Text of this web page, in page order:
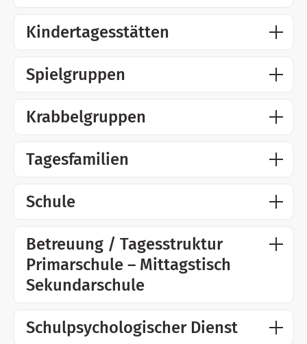
Kindertagesstätten
Spielgruppen
Krabbelgruppen
Tagesfamilien
Schule
Betreuung / Tagesstruktur
Primarschule – Mittagstisch
Sekundarschule
Schulpsychologischer Dienst